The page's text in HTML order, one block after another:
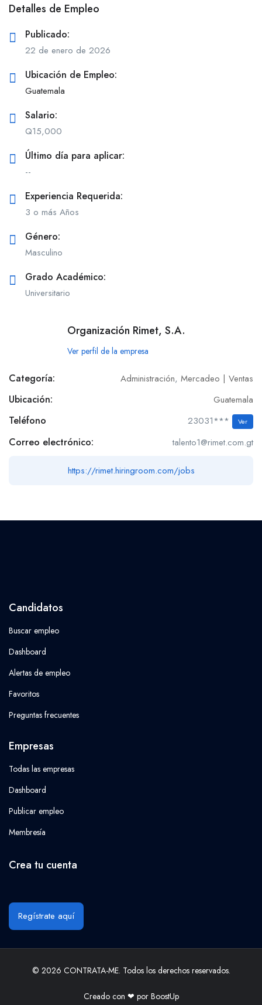
Detalles de Empleo
Publicado:
22 de enero de 2026
Ubicación de Empleo:
Guatemala
Salario:
Q15,000
Último día para aplicar:
--
Experiencia Requerida:
3 o más Años
Género:
Masculino
Grado Académico:
Universitario
Organización Rimet, S.A.
Ver perfil de la empresa
Categoría: Administración, Mercadeo | Ventas
Ubicación: Guatemala
Teléfono 23031*** Ver
Correo electrónico: talento1@rimet.com.gt
https://rimet.hiringroom.com/jobs
Candidatos
Buscar empleo
Dashboard
Alertas de empleo
Favoritos
Preguntas frecuentes
Empresas
Todas las empresas
Dashboard
Publicar empleo
Membresía
Crea tu cuenta
Regístrate aquí
© 2026 CONTRATA-ME. Todos los derechos reservados.
Creado con ❤ por BoostUp